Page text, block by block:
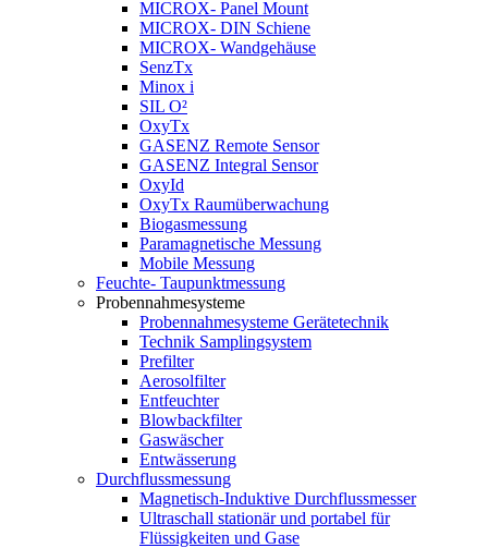
MICROX- Panel Mount
MICROX- DIN Schiene
MICROX- Wandgehäuse
SenzTx
Minox i
SIL O²
OxyTx
GASENZ Remote Sensor
GASENZ Integral Sensor
OxyId
OxyTx Raumüberwachung
Biogasmessung
Paramagnetische Messung
Mobile Messung
Feuchte- Taupunktmessung
Probennahmesysteme
Probennahmesysteme Gerätetechnik
Technik Samplingsystem
Prefilter
Aerosolfilter
Entfeuchter
Blowbackfilter
Gaswäscher
Entwässerung
Durchflussmessung
Magnetisch-Induktive Durchflussmesser
Ultraschall stationär und portabel für
Flüssigkeiten und Gase